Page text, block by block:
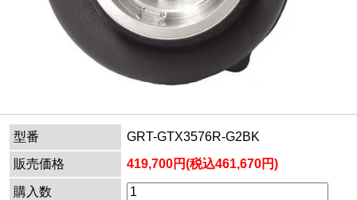
型番
GRT-GTX3576R-G2BK
販売価格
419,700円(税込461,670円)
購入数